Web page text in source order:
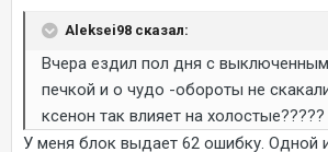
Aleksei98 сказал:
Вчера ездил пол дня с
печкой и о чудо -обороты не
ксенон так влияет на холостые?????
У меня блок выдает 62 ошибку. Одной